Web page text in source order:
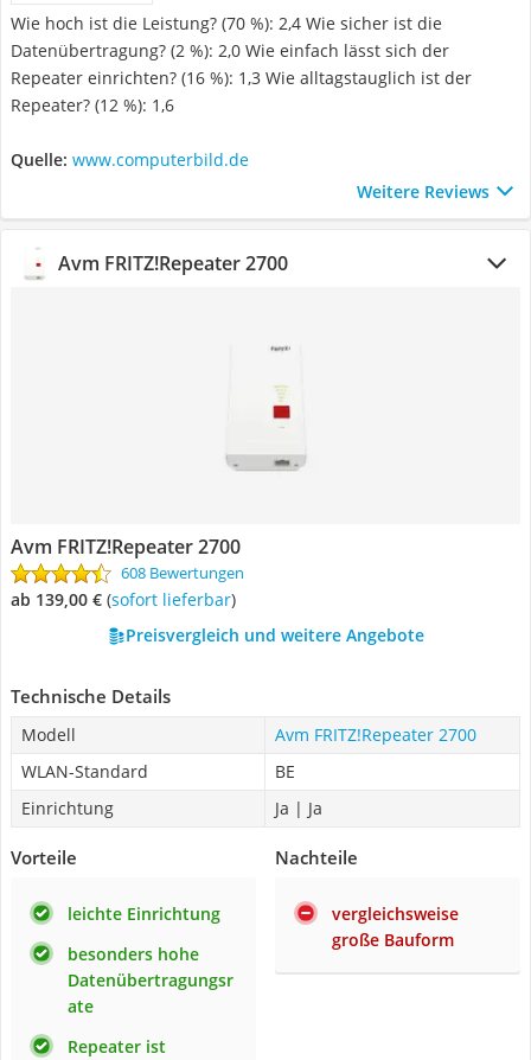
Wie hoch ist die Leistung? (70 %): 2,4 Wie sicher ist die
Datenübertragung? (2 %): 2,0 Wie einfach lässt sich der
Repeater einrichten? (16 %): 1,3 Wie alltagstauglich ist der
Repeater? (12 %): 1,6
Quelle: www.computerbild.de
Weitere Reviews
Avm FRITZ!Repeater 2700
Avm FRITZ!Repeater 2700
608 Bewertungen
ab 139,00 € ( Sofort lieferbar)
Preisvergleich und weitere Angebote
Technische Details
Modell
Avm FRITZ!Repeater 2700
WLAN-Standard
BE
Einrichtung
Ja | Ja
Vorteile
leichte Einrichtung
besonders hohe
Datenübertragungsr
ate
Repeater ist
Nachteile
vergleichsweise
große Bauform